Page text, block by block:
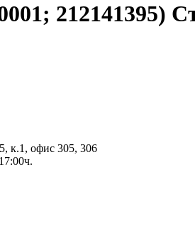
212141395)
к.1, офис 305, 306